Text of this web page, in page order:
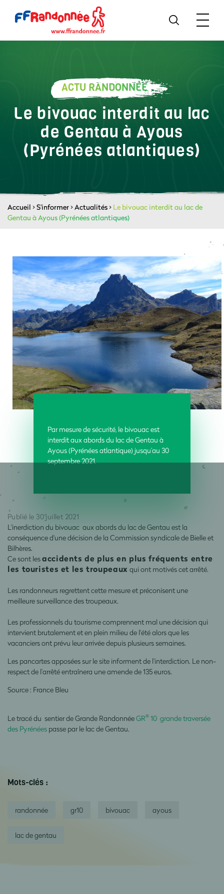
ACTU RANDONNÉE
Le bivouac interdit au lac
de Gentau à Ayous
(Pyrénées atlantiques)
Accueil >S'informer>Actualités> Le bivouac interdit au lac de
Gentau à Ayous (Pyrénées atlantiques)
Par mesure de sécurité, le bivouac est
interdit aux abords du lac de Gentau à
Ayous (Pyrénées atlantique) jusqu’au 30
septembre 2021.
Publié le 30 juillet 2021
L'inerdiction du bivouac aux abords du lac de Gentau est la
conséquence d'une décision de la Commission syndicale de Bielle et
Bilhères.
Ce sont lesaccidents de plus en plus fréquents entre
les touristes et les troupeaux qui ont motivés cet arrêté.
Les randonneurs regrettent cette mesure et préconisent une
meilleure surveillance des troupeaux.
Les professionnels du tourisme comprennent mal une décision qui
intervient brutalement et en plein milieu de l'été alors que les
vacanciers ont prévu leur arrivée depuis plusieurs semaines.
Les pancartes apposées sur le site informent de l’interdiction. Le non-
respect de l’arrêté entraînera une amende de 135 euros.
Source : France Bleu
Le tracé du sentier de Grande RandonnéeGR® 10 grande traversée
des Pyrénées passe par le lac de Gentau.
Mots-clés :
randonnée gr10 bivouac ayous
lac de gentau